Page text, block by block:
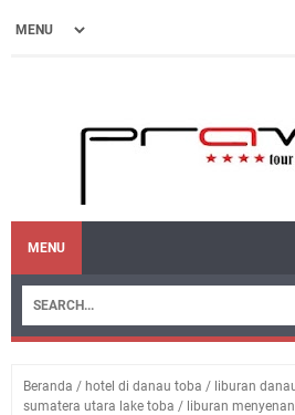
MENU
Beranda / hotel di danau toba / liburan
sumatera utara lake toba / liburan